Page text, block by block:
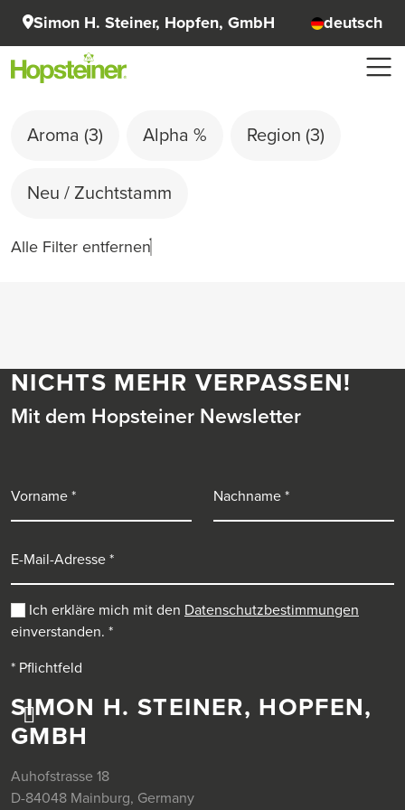
Simon H. Steiner, Hopfen, GmbH deutsch
Aroma (3) Alpha % Region (3)
Neu / Zuchtstamm
Alle Filter entfernen
SIMON H. STEINER, HOPFEN,
GMBH
Auhofstrasse 18
D-84048 Mainburg, Germany
NICHTS MEHR VERPASSEN!
Mit dem Hopsteiner Newsletter
Ich erkläre mich mit den Datenschutzbestimmungen
einverstanden. *
* Pflichtfeld